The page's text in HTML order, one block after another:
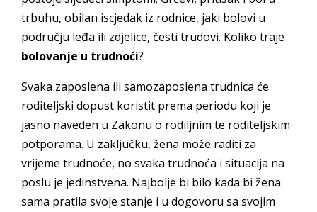
trbuhu, obilan iscjedak iz rodnice, jaki bolovi u
području leđa ili zdjelice, česti trudovi. Koliko traje
bolovanje u trudnoći?
Svaka zaposlena ili samozaposlena trudnica će
roditeljski dopust koristit prema periodu koji je
jasno naveden u Zakonu o rodiljnim te roditeljskim
potporama. U zaključku, žena može raditi za
vrijeme trudnoće, no svaka trudnoća i situacija na
poslu je jedinstvena. Najbolje bi bilo kada bi žena
sama pratila svoje stanje i u dogovoru sa svojim